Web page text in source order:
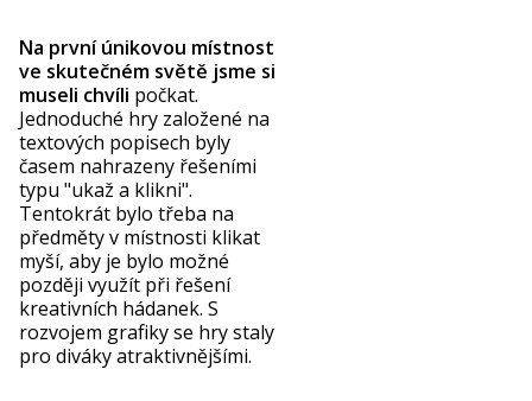
Na první únikovou místnost
ve skutečném světě jsme si
museli chvíli počkat.
Jednoduché hry založené na
textových popisech byly
časem nahrazeny řešeními
typu "ukaž a klikni".
Tentokrát bylo třeba na
předměty v místnosti klikat
myší, aby je bylo možné
později využít při řešení
kreativních hádanek. S
rozvojem grafiky se hry staly
pro diváky atraktivnějšími.